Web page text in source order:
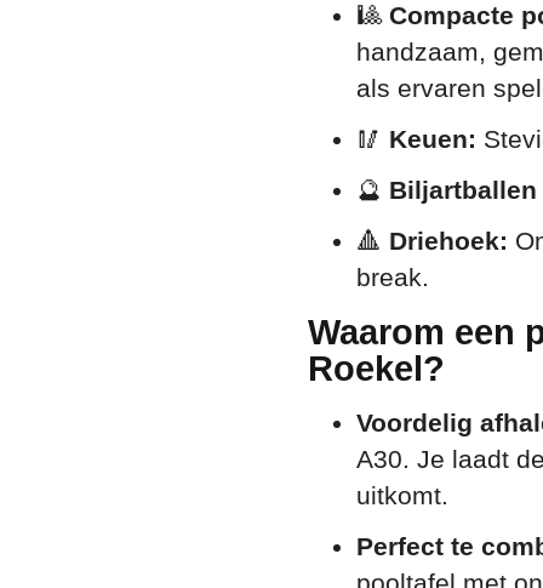
🎱 Compacte
handzaam,
als ervaren
🥢 Keuen:
🔮
🔺 Driehoek:
break.
Waarom een
Roekel?
Voordelig
A30. Je laadt
uitkomt.
Perfect te